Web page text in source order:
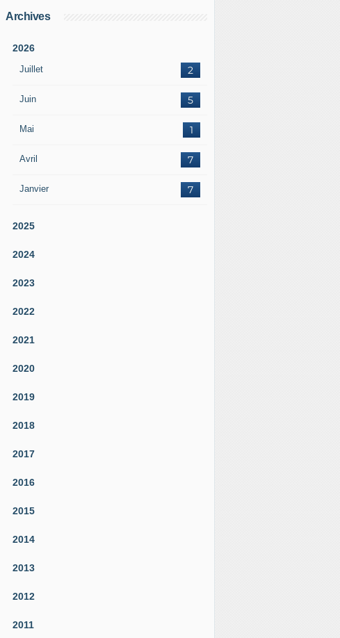
Archives
2026
Juillet 2
Juin 5
Mai 1
Avril 7
Janvier 7
2025
2024
2023
2022
2021
2020
2019
2018
2017
2016
2015
2014
2013
2012
2011